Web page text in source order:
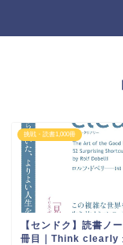
挑戦・読書1,000冊
【センドク】読書ノ
冊目｜Think clearly